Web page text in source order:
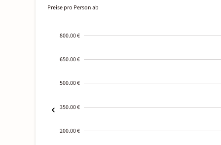
Preise pro Person ab
800.00 €
650.00 €
500.00 €
350.00 €
200.00 €